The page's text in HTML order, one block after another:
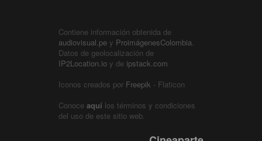
Contiene información obtenida de
audiovisual.pe y ProimágenesColombia.
Datos de geolocalización de
IP2Location.io y de ipstack.com
Iconos creados por Freepik - Flaticon
Conoce aquí los términos y condiciones
del uso de este sitio web.